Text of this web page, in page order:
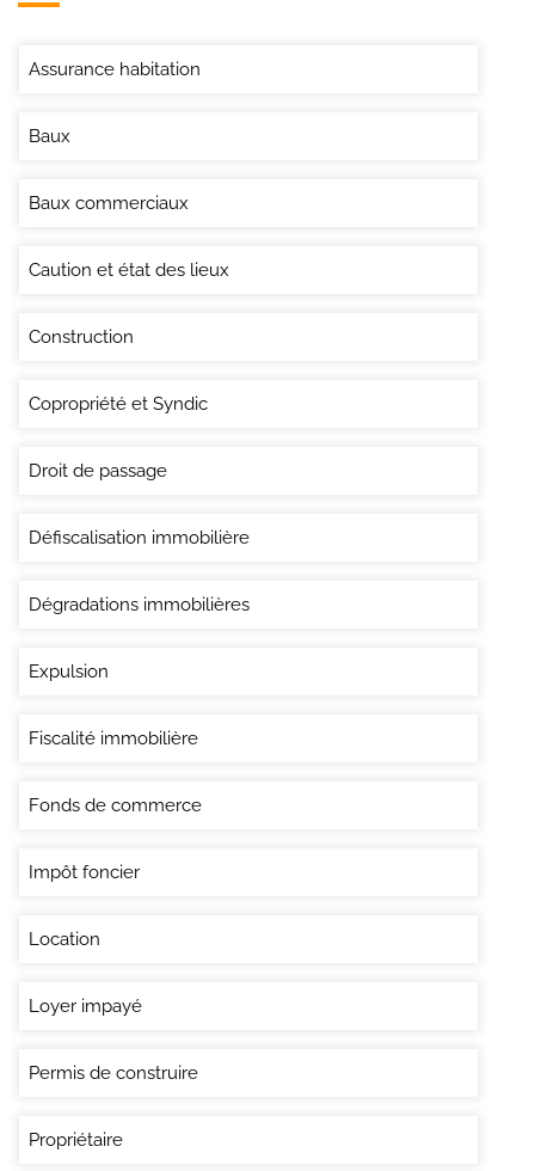
Assurance habitation
Baux
Baux commerciaux
Caution et état des lieux
Construction
Copropriété et Syndic
Droit de passage
Défiscalisation immobilière
Dégradations immobilières
Expulsion
Fiscalité immobilière
Fonds de commerce
Impôt foncier
Location
Loyer impayé
Permis de construire
Propriétaire